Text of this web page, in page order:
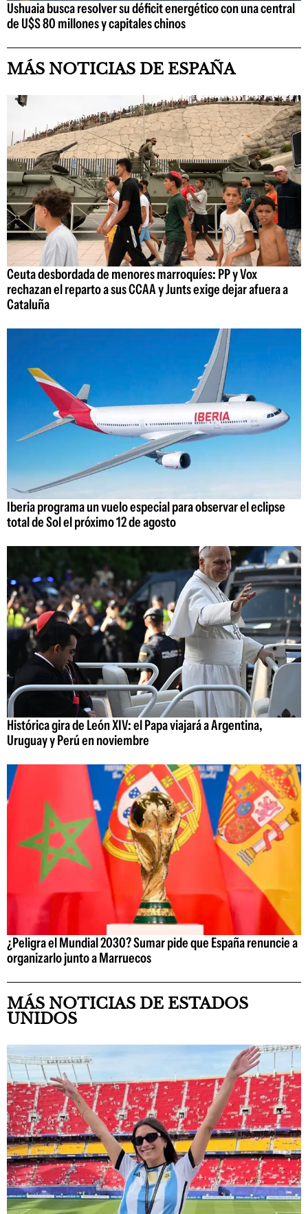
Ushuaia busca resolver su déficit energético con una central
de U$S 80 millones y capitales chinos
MÁS NOTICIAS DE ESPAÑA
Ceuta desbordada de menores marroquíes: PP y Vox
rechazan el reparto a sus CCAA y Junts exige dejar afuera a
Cataluña
Iberia programa un vuelo especial para observar el eclipse
total de Sol el próximo 12 de agosto
Histórica gira de León XIV: el Papa viajará a Argentina,
Uruguay y Perú en noviembre
¿Peligra el Mundial 2030? Sumar pide que España renuncie a
organizarlo junto a Marruecos
MÁS NOTICIAS DE ESTADOS
UNIDOS